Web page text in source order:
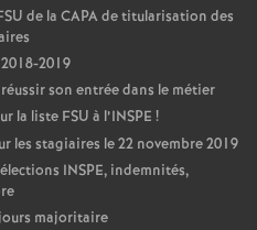
de la CAPAde titularisation des
2019
son entrée dans le métier
la liste FSU à l’INSPE !
les stagiaires le 22 novembre 2019
INSPE, indemnités,
majoritaire